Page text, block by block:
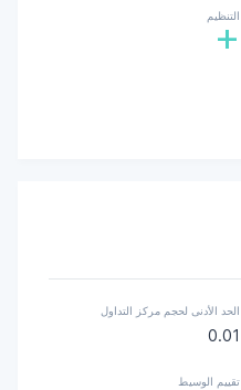
التنظيم
+
الحد الأدنى لحجم مركز التداول
0.01
تقييم الوسيط